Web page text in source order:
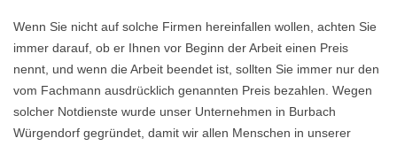
Wenn Sie nicht auf solche Firmen hereinfallen wollen, achten Sie
immer darauf, ob er Ihnen vor Beginn der Arbeit einen Preis
nennt, und wenn die Arbeit beendet ist, sollten Sie immer nur den
vom Fachmann ausdrücklich genannten Preis bezahlen. Wegen
solcher Notdienste wurde unser Unternehmen in Burbach
Würgendorf gegründet, damit wir allen Menschen in unserer